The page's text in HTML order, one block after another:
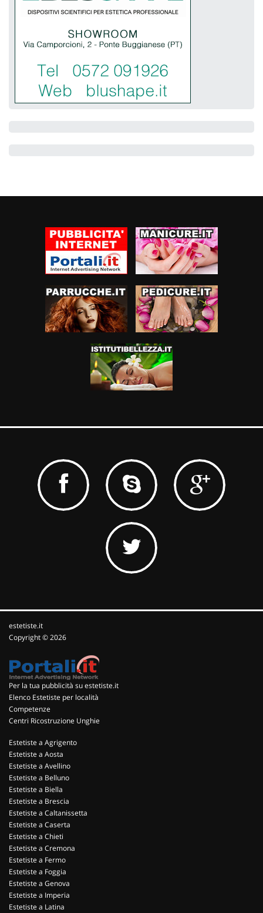
estetiste.it
Copyright © 2026
Per la tua pubblicità su estetiste.it
Elenco Estetiste per località
Competenze
Centri Ricostruzione Unghie
Estetiste a Agrigento
Estetiste a Aosta
Estetiste a Avellino
Estetiste a Belluno
Estetiste a Biella
Estetiste a Brescia
Estetiste a Caltanissetta
Estetiste a Caserta
Estetiste a Chieti
Estetiste a Cremona
Estetiste a Fermo
Estetiste a Foggia
Estetiste a Genova
Estetiste a Imperia
Estetiste a Latina